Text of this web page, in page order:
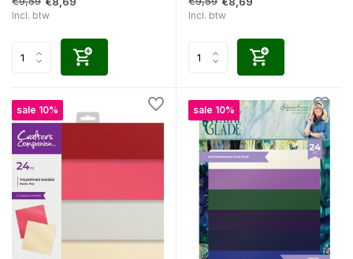
Incl. btw Incl. btw
sale 10% sale 10%